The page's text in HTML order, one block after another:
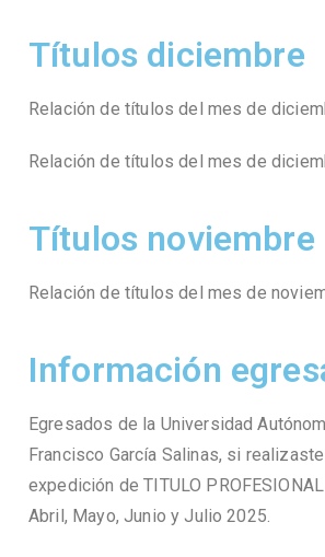
Títulos diciembre
Relación de títulos del mes de
Relación de títulos del mes de
Títulos noviembre
Relación de títulos del mes de
Información
Egresados de la Universidad
Francisco García Salinas, si
expedición de TITULO
Abril, Mayo, Junio y Julio 2025.